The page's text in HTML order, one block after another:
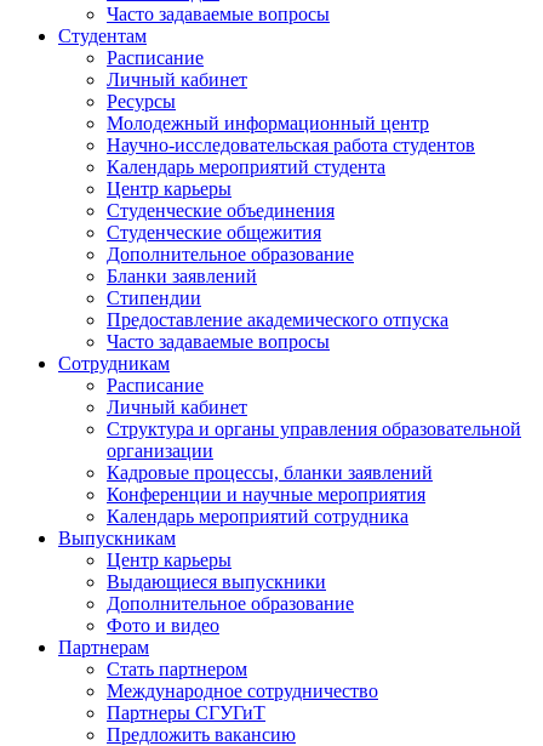
Часто задаваемые вопросы
Студентам
Расписание
Личный кабинет
Ресурсы
Молодежный информационный центр
Научно-исследовательская работа студентов
Календарь мероприятий студента
Центр карьеры
Студенческие объединения
Студенческие общежития
Дополнительное образование
Бланки заявлений
Стипендии
Предоставление академического отпуска
Часто задаваемые вопросы
Сотрудникам
Расписание
Личный кабинет
Структура и органы управления образовательной
организации
Кадровые процессы, бланки заявлений
Конференции и научные мероприятия
Календарь мероприятий сотрудника
Выпускникам
Центр карьеры
Выдающиеся выпускники
Дополнительное образование
Фото и видео
Партнерам
Стать партнером
Международное сотрудничество
Партнеры СГУГиТ
Предложить вакансию